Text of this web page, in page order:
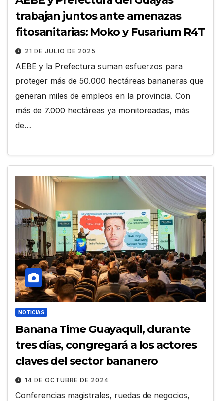
trabajan juntos ante amenazas
fitosanitarias: Moko y Fusarium R4T
21 DE JULIO DE 2025
AEBE y la Prefectura suman esfuerzos para
proteger más de 50.000 hectáreas bananeras que
generan miles de empleos en la provincia. Con
más de 7.000 hectáreas ya monitoreadas, más
de…
NOTICIAS
Banana Time Guayaquil, durante
tres días, congregará a los actores
claves del sector bananero
14 DE OCTUBRE DE 2024
Conferencias magistrales, ruedas de negocios,